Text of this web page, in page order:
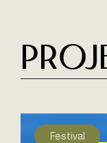
Festival